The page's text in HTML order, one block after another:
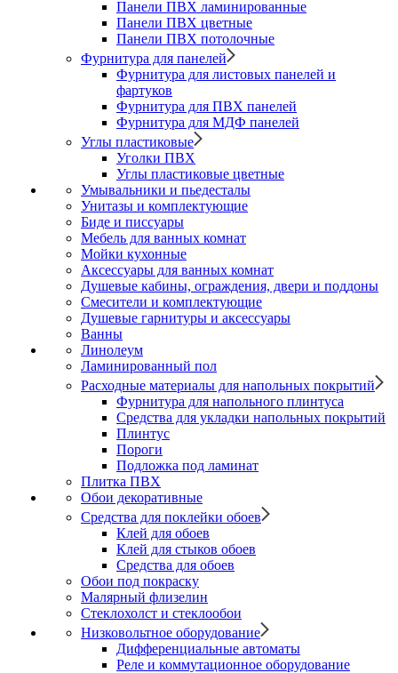
Панели ПВХ ламинированные
Панели ПВХ цветные
Панели ПВХ потолочные
Фурнитура для панелей
Фурнитура для листовых панелей и
фартуков
Фурнитура для ПВХ панелей
Фурнитура для МДФ панелей
Углы пластиковые
Уголки ПВХ
Углы пластиковые цветные
Умывальники и пьедесталы
Унитазы и комплектующие
Биде и писсуары
Мебель для ванных комнат
Мойки кухонные
Аксессуары для ванных комнат
Душевые кабины, ограждения, двери и поддоны
Смесители и комплектующие
Душевые гарнитуры и аксессуары
Ванны
Линолеум
Ламинированный пол
Расходные материалы для напольных покрытий
Фурнитура для напольного плинтуса
Средства для укладки напольных покрытий
Плинтус
Пороги
Подложка под ламинат
Плитка ПВХ
Обои декоративные
Средства для поклейки обоев
Клей для обоев
Клей для стыков обоев
Средства для обоев
Обои под покраску
Малярный флизелин
Стеклохолст и стеклообои
Низковольтное оборудование
Дифференциальные автоматы
Реле и коммутационное оборудование